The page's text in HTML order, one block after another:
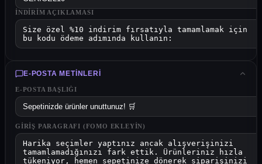
İNDIRIM AÇIKLAMASI
E-POSTA METINLERI
E-POSTA BAŞLIĞI
GIRIŞ PARAGRAFI (FOMO EKLEYIN)